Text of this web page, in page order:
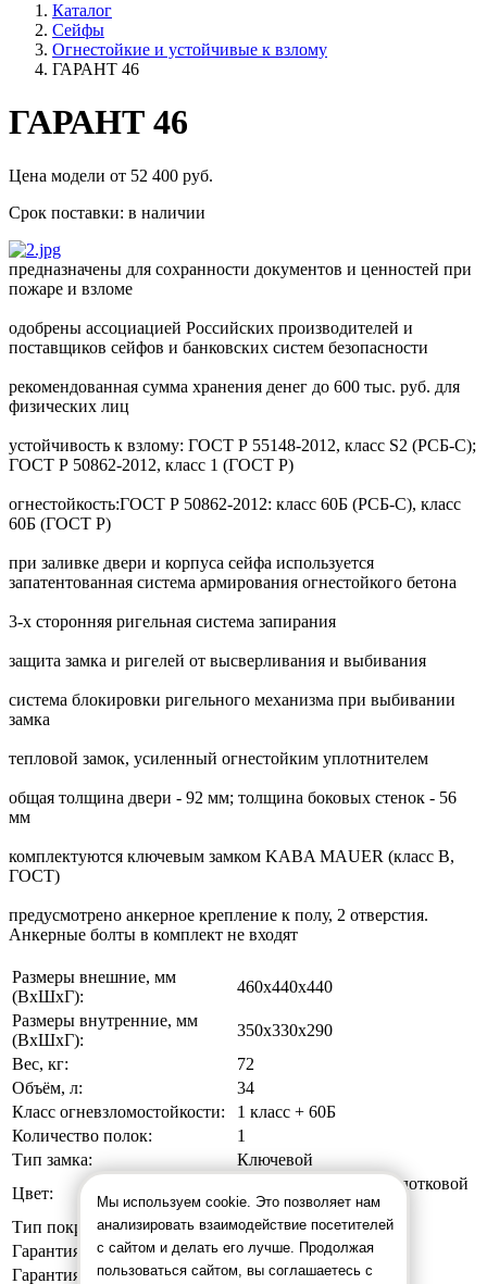
Каталог
Сейфы
Огнестойкие и устойчивые к взлому
ГАРАНТ 46
ГАРАНТ 46
Цена модели от 52 400 руб.
Срок поставки: в наличии
предназначены для сохранности документов и ценностей при
пожаре и взломе
одобрены ассоциацией Российских производителей и
поставщиков сейфов и банковских систем безопасности
рекомендованная сумма хранения денег до 600 тыс. руб. для
физических лиц
устойчивость к взлому: ГОСТ Р 55148-2012, класс S2 (РСБ-С);
ГОСТ Р 50862-2012, класс 1 (ГОСТ Р)
огнестойкость:ГОСТ Р 50862-2012: класс 60Б (РСБ-С), класс
60Б (ГОСТ Р)
при заливке двери и корпуса сейфа используется
запатентованная система армирования огнестойкого бетона
3-х сторонняя ригельная система запирания
защита замка и ригелей от высверливания и выбивания
система блокировки ригельного механизма при выбивании
замка
тепловой замок, усиленный огнестойким уплотнителем
общая толщина двери - 92 мм; толщина боковых стенок - 56
мм
комплектуются ключевым замком KABA MAUER (класс В,
ГОСТ)
предусмотрено анкерное крепление к полу, 2 отверстия.
Анкерные болты в комплект не входят
Размеры внешние, мм
(ВхШхГ):
460x440x440
Размеры внутренние, мм
(ВхШхГ):
350x330x290
Вес, кг:
72
Объём, л:
34
Класс огневзломостойкости:
1 класс + 60Б
Количество полок:
1
Тип замка:
Ключевой
Цвет:
Серый с эффектом молотковой
эмали
Тип покрытия:
Порошковое
Гарантия:
5 лет
Гарантия на замок:
5 лет
Мы используем cookie. Это позволяет нам
анализировать взаимодействие посетителей
с сайтом и делать его лучше. Продолжая
пользоваться сайтом, вы соглашаетесь с